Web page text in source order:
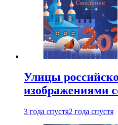
Улицы
изображениями
3 года спустя2 года спустя